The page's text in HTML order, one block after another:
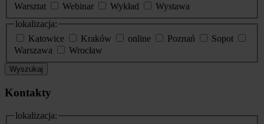
Warsztat
Webinar Wykład
Wystawa
lokalizacja:
Katowice
Kraków online Poznań
Sopot
Warszawa
Wrocław
Wyszukaj
Kontakty
lokalizacja: